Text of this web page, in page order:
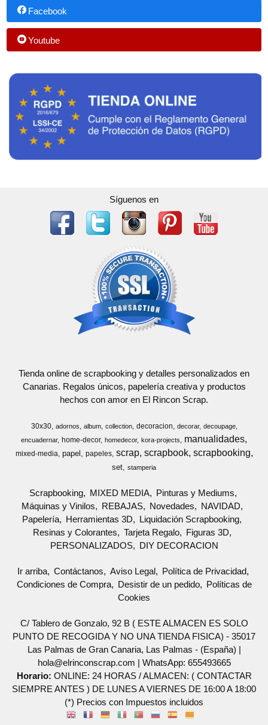
Facebook
Youtube
Síguenos en
Tienda online de scrapbooking y detalles personalizados en
Canarias. Regalos únicos, papelería creativa y productos
hechos con amor en El Rincon Scrap.
30x30 adornos album collection decoracion decorar
decoupage
encuadernar
home-decor homedecor kora-projects manualidades
mixed-media papel papeles scrap scrapbook scrapbooking
set stamperia
Scrapbooking MIXED MEDIA
Pinturas y Mediums
Máquinas y Vinilos
REBAJAS Novedades
NAVIDAD
Papelería
Herramientas 3D
Liquidación Scrapbooking
Resinas y Colorantes
Tarjeta Regalo
Figuras 3D
PERSONALIZADOS
DIY DECORACION
Ir arriba Contáctanos Aviso Legal
Política de Privacidad
Condiciones de Compra
Desistir de un pedido
Políticas de
Cookies
C/ Tablero de Gonzalo, 92 B ( ESTE ALMACEN ES SOLO
PUNTO DE RECOGIDA Y NO UNA TIENDA FISICA) - 35017
Las Palmas de Gran Canaria, Las Palmas - (España) |
hola@elrinconscrap.com | WhatsApp: 655493665
Horario: ONLINE: 24 HORAS / ALMACEN: ( CONTACTAR
SIEMPRE ANTES ) DE LUNES A VIERNES DE 16:00 A 18:00
(*) Precios con Impuestos incluidos